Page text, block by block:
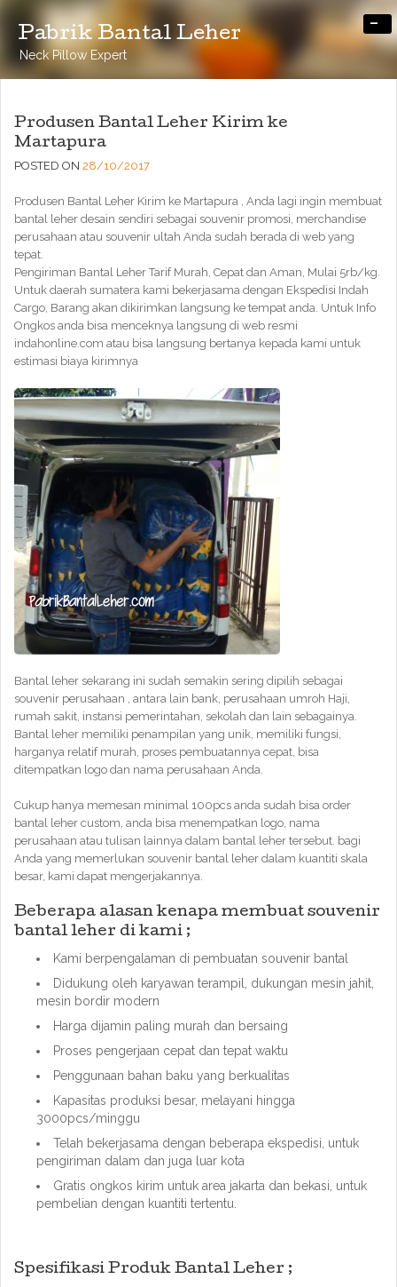
Pabrik Bantal Leher
Neck Pillow Expert
-
Produsen Bantal Leher Kirim ke
Martapura
POSTED ON 28/10/2017
Produsen Bantal Leher Kirim ke Martapura , Anda lagi ingin membuat
bantal leher desain sendiri sebagai souvenir promosi, merchandise
perusahaan atau souvenir ultah Anda sudah berada di web yang
tepat.
Pengiriman Bantal Leher Tarif Murah, Cepat dan Aman, Mulai 5rb/kg.
Untuk daerah sumatera kami bekerjasama dengan Ekspedisi Indah
Cargo, Barang akan dikirimkan langsung ke tempat anda. Untuk Info
Ongkos anda bisa menceknya langsung di web resmi
indahonline.com atau bisa langsung bertanya kepada kami untuk
estimasi biaya kirimnya
Bantal leher sekarang ini sudah semakin sering dipilih sebagai
souvenir perusahaan , antara lain bank, perusahaan umroh Haji,
rumah sakit, instansi pemerintahan, sekolah dan lain sebagainya.
Bantal leher memiliki penampilan yang unik, memiliki fungsi,
harganya relatif murah, proses pembuatannya cepat, bisa
ditempatkan logo dan nama perusahaan Anda.
Cukup hanya memesan minimal 100pcs anda sudah bisa order
bantal leher custom, anda bisa menempatkan logo, nama
perusahaan atau tulisan lainnya dalam bantal leher tersebut. bagi
Anda yang memerlukan souvenir bantal leher dalam kuantiti skala
besar, kami dapat mengerjakannya.
Beberapa alasan kenapa membuat souvenir
bantal leher di kami ;
Kami berpengalaman di pembuatan souvenir bantal
Didukung oleh karyawan terampil, dukungan mesin jahit,
mesin bordir modern
Harga dijamin paling murah dan bersaing
Proses pengerjaan cepat dan tepat waktu
Penggunaan bahan baku yang berkualitas
Kapasitas produksi besar, melayani hingga
3000pcs/minggu
Telah bekerjasama dengan beberapa ekspedisi, untuk
pengiriman dalam dan juga luar kota
Gratis ongkos kirim untuk area jakarta dan bekasi, untuk
pembelian dengan kuantiti tertentu.
Spesifikasi Produk Bantal Leher ;